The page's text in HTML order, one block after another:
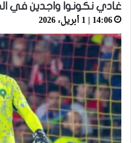
غادي نكونوا واجدين في
14:06 | 1 أبريل، 2026